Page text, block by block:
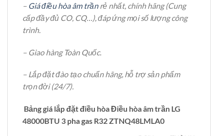
– Giá điều hòa âm trầnrẻ nhất, chính hãng (Cung
cấp đầy đủ CO, CQ…), đáp ứng mọi số lượng công
trình.
– Giao hàng Toàn Quốc.
– Lắp đặt đào tạo chuẩn hãng, hỗ trợ sản phẩm
trọn đời (24/7).
Bảng giá lắp đặt điều hòa Điều hòa âm trần LG
48000BTU 3 pha gas R32 ZTNQ48LMLA0